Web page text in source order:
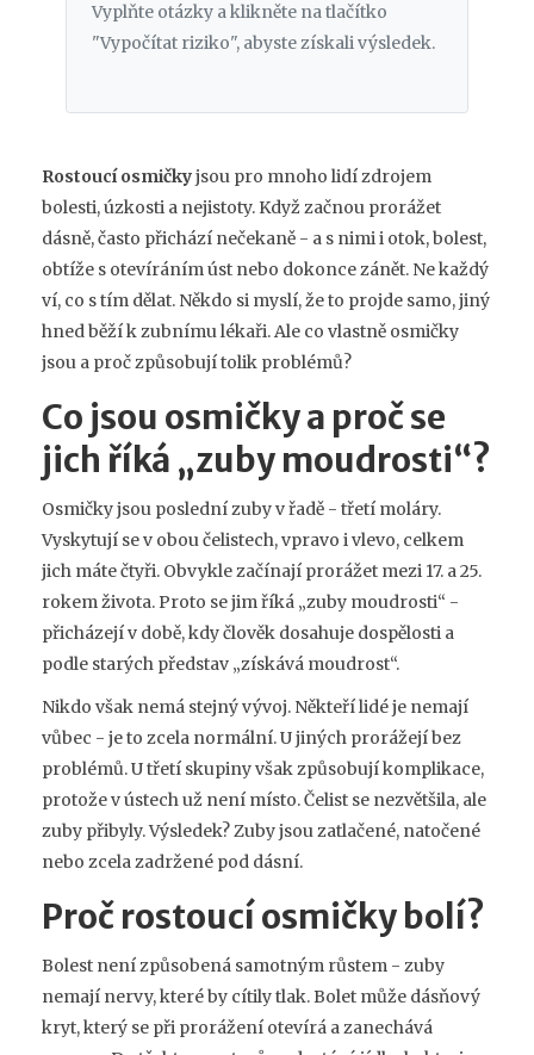
Vyplňte otázky a klikněte na tlačítko
"Vypočítat riziko", abyste získali výsledek.
Rostoucí osmičkyjsou pro mnoho lidí zdrojem
bolesti, úzkosti a nejistoty. Když začnou prorážet
dásně, často přichází nečekaně - a s nimi i otok, bolest,
obtíže s otevíráním úst nebo dokonce zánět. Ne každý
ví, co s tím dělat. Někdo si myslí, že to projde samo, jiný
hned běží k zubnímu lékaři. Ale co vlastně osmičky
jsou a proč způsobují tolik problémů?
Co jsou osmičky a proč se
jich říká „zuby moudrosti“?
Osmičky jsou poslední zuby v řadě - třetí moláry.
Vyskytují se v obou čelistech, vpravo i vlevo, celkem
jich máte čtyři. Obvykle začínají prorážet mezi 17. a 25.
rokem života. Proto se jim říká „zuby moudrosti“ -
přicházejí v době, kdy člověk dosahuje dospělosti a
podle starých představ „získává moudrost“.
Nikdo však nemá stejný vývoj. Někteří lidé je nemají
vůbec - je to zcela normální. U jiných prorážejí bez
problémů. U třetí skupiny však způsobují komplikace,
protože v ústech už není místo. Čelist se nezvětšila, ale
zuby přibyly. Výsledek? Zuby jsou zatlačené, natočené
nebo zcela zadržené pod dásní.
Proč rostoucí osmičky bolí?
Bolest není způsobená samotným růstem - zuby
nemají nervy, které by cítily tlak. Bolet může dásňový
kryt, který se při prorážení otevírá a zanechává